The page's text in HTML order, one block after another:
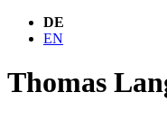
DE
EN
Thomas